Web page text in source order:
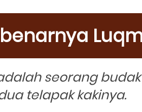
seorang
telapak kakinya.